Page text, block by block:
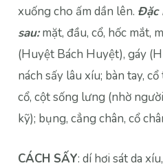
xuống cho ấm dần lên. Đặc
sau:mặt, đầu, cổ, hốc mắt,
(Huyệt Bách Huyệt), gáy
nách sấy lâu xíu; bàn tay,
cổ, cột sống lưng (nhờ
kỹ); bụng, cẳng chân, cổ
CÁCH SẤY: dí hơi sát da